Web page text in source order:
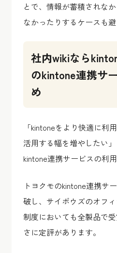
とで、情報が蓄積されな
なかったりするケースも避
社内wikiなら
のkintone連携サ
め
「kintoneをより快適に利
活用する幅を増やしたい」
kintone連携サービスの利
トヨクモのkintone連携サ
破し、サイボウズのオフ
制度においても全製品で
さに定評があります。